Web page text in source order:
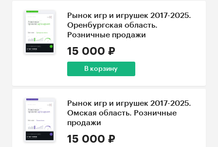
Рынок игр и игрушек 2017-2025.
Оренбургская область.
Розничные продажи
15 000 ₽
В корзину
Рынок игр и игрушек 2017-2025.
Омская область. Розничные
продажи
15 000 ₽